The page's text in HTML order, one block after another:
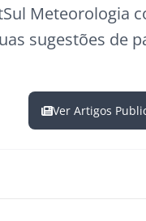
Meteorologia
sugestões de
Ver Artigos